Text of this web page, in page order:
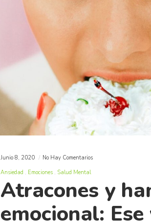
Junio 8, 2020
No Hay Comentarios
Ansiedad
Emociones Salud Mental
Atracones y
emocional: